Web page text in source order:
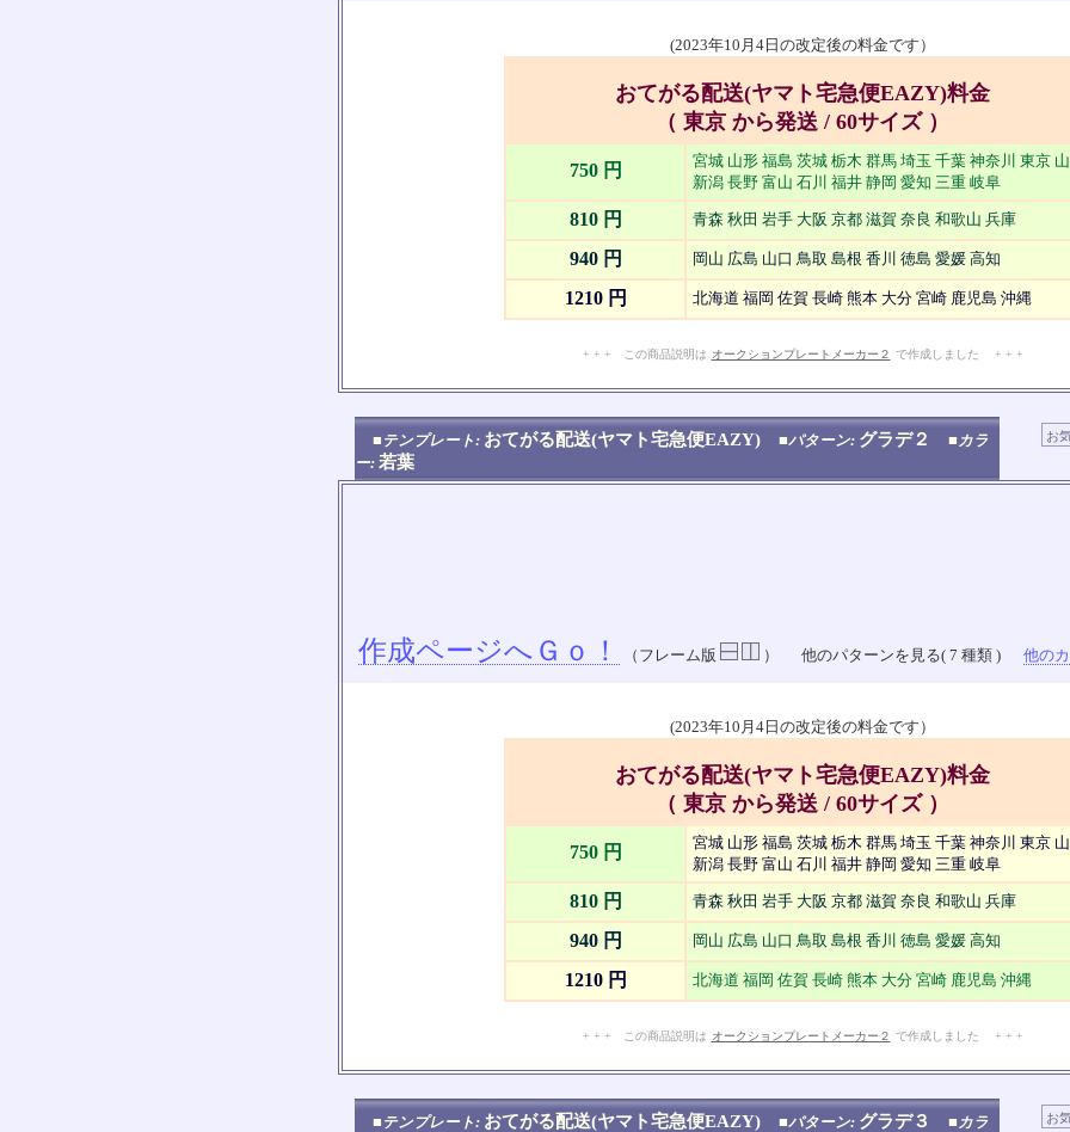
(2023年10月4日の改定後の料金です）
おてがる配送(ヤマト宅急便EAZY)料金
（ 東京 から発送 / 60サイズ ）
750 円
宮城 山形 福島 茨城 栃木 群馬 埼玉 千葉 神奈川 東京
新潟 長野 富山 石川 福井 静岡 愛知 三重 岐阜
810 円 青森 秋田 岩手 大阪 京都 滋賀 奈良 和歌山 兵庫
940 円 岡山 広島 山口 鳥取 島根 香川 徳島 愛媛 高知
1210 円 北海道 福岡 佐賀 長崎 熊本 大分 宮崎 鹿児島 沖縄
+ + + この商品説明は オークションプレートメーカー２ で作成しました + + +
■テンプレート: おてがる配送(ヤマト宅急便EAZY) ■パターン: グラデ２ ■カラ
ー: 若葉
作成ページへＧｏ！ （フレーム版 ） 他のパターンを見る( 7 種類 ) 他の
(2023年10月4日の改定後の料金です）
おてがる配送(ヤマト宅急便EAZY)料金
（ 東京 から発送 / 60サイズ ）
750 円
宮城 山形 福島 茨城 栃木 群馬 埼玉 千葉 神奈川 東京
新潟 長野 富山 石川 福井 静岡 愛知 三重 岐阜
810 円 青森 秋田 岩手 大阪 京都 滋賀 奈良 和歌山 兵庫
940 円 岡山 広島 山口 鳥取 島根 香川 徳島 愛媛 高知
1210 円 北海道 福岡 佐賀 長崎 熊本 大分 宮崎 鹿児島 沖縄
+ + + この商品説明は オークションプレートメーカー２ で作成しました + + +
■テンプレート: おてがる配送(ヤマト宅急便EAZY) ■パターン: グラデ３ ■カラ